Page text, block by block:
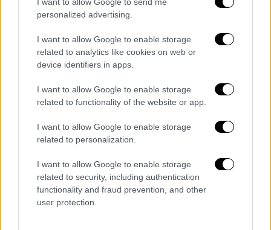
personalized advertising.
I want to allow Google to enable storage
related to analytics like cookies on web or
device identifiers in apps.
I want to allow Google to enable storage
related to functionality of the website or app.
I want to allow Google to enable storage
related to personalization.
I want to allow Google to enable storage
related to security, including authentication
functionality and fraud prevention, and other
user protection.
Ελλάδα|22.10.2025 22:26
Σκάνδαλο ΟΠΕΚΕΠΕ: Τι λέει ο «Φραπές»
για τη Jaguar και τα 2 εκατ. ευρώ -
Δηλώνει «καθαρός»
Τι ανέδειξαν οι έρευνες της Αρχής για
Ξέπλυμα Μαύρου Χρήματος και τι ερευνούν